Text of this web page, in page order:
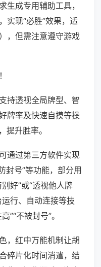
生成专用辅助工具，
实现“必胜”效果，适
，但需注意遵守游戏
持透视全局牌型、智
牌率及快速自摸等操
提升胜率。
通过第三方软件实现
封号”等功能，部分用
好”或“透视他人牌
行、自动连接等技
”“不被封号”。
，红中万能机制让胡
碎片化时间消遣，结